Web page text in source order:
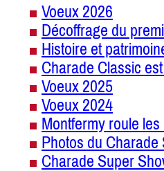
Voeux 2026
Décoffrage du
Histoire et
Charade Classic
Voeux 2025
Voeux 2024
Montfermy roule
Photos du
Charade Super